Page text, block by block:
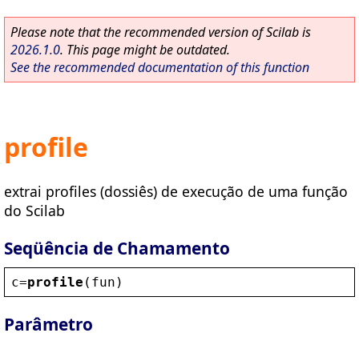
Please note that the recommended version of Scilab is
2026.1.0. This page might be outdated.
See the recommended documentation of this function
profile
extrai profiles (dossiês) de execução de uma função
do Scilab
Seqüência de Chamamento
c=profile ( fun )
Parâmetro